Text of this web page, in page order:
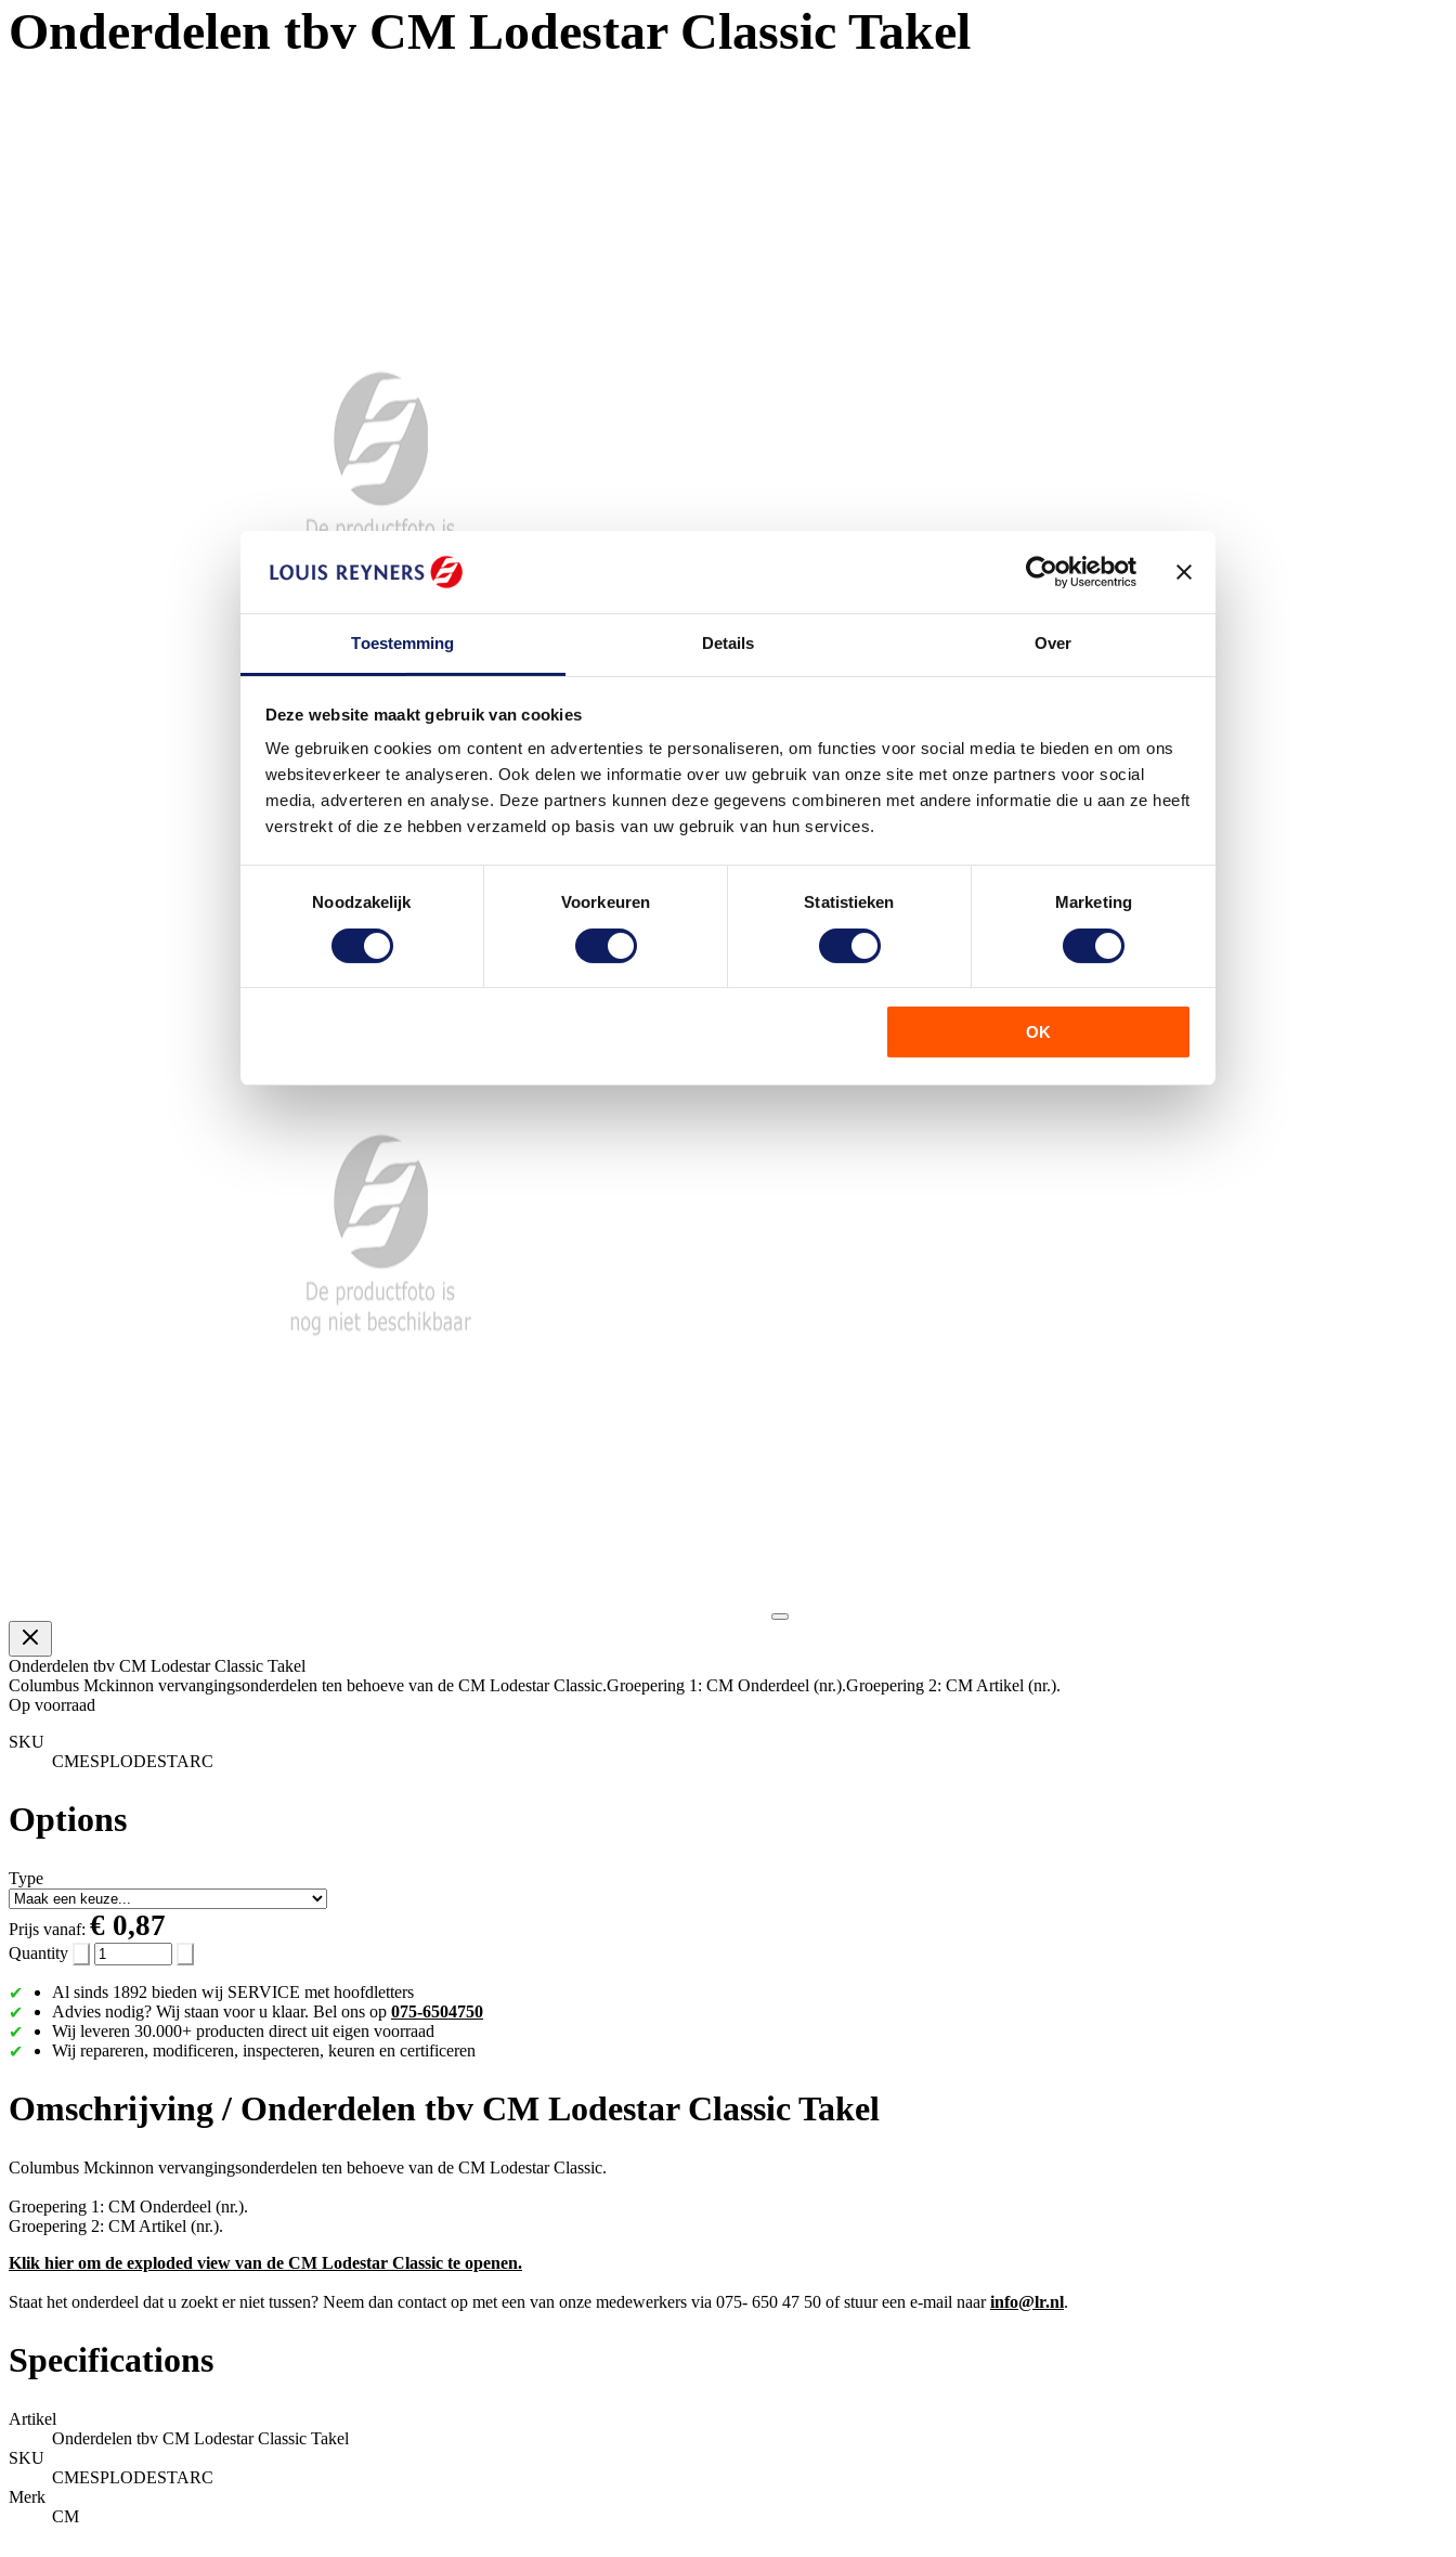
Toestemming Details Over
Deze website maakt gebruik van cookies
We gebruiken cookies om content en advertenties te personaliseren, om functies voor social media te bieden en om ons
websiteverkeer te analyseren. Ook delen we informatie over uw gebruik van onze site met onze partners voor social
media, adverteren en analyse. Deze partners kunnen deze gegevens combineren met andere informatie die u aan ze heeft
verstrekt of die ze hebben verzameld op basis van uw gebruik van hun services.
Noodzakelijk
Voorkeuren Statistieken Marketing
OK
Onderdelen tbv CM Lodestar Classic Takel
Onderdelen tbv CM Lodestar Classic Takel
Columbus Mckinnon vervangingsonderdelen ten behoeve van de CM Lodestar Classic.Groepering 1: CM Onderdeel (nr.).Groepering 2: CM Artikel (nr.).
Op voorraad
SKU
CMESPLODESTARC
Options
Type
Prijs vanaf: € 0,87
Quantity
Al sinds 1892 bieden wij SERVICE met hoofdletters
Advies nodig? Wij staan voor u klaar. Bel ons op 075-6504750
Wij leveren 30.000+ producten direct uit eigen voorraad
Wij repareren, modificeren, inspecteren, keuren en certificeren
Omschrijving / Onderdelen tbv CM Lodestar Classic Takel
Columbus Mckinnon vervangingsonderdelen ten behoeve van de CM Lodestar Classic.
Groepering 1: CM Onderdeel (nr.).
Groepering 2: CM Artikel (nr.).
Klik hier om de exploded view van de CM Lodestar Classic te openen.
Staat het onderdeel dat u zoekt er niet tussen? Neem dan contact op met een van onze medewerkers via 075- 650 47 50 of stuur een e-mail naarinfo@lr.nl.
Specifications
Artikel
Onderdelen tbv CM Lodestar Classic Takel
SKU
CMESPLODESTARC
Merk
CM